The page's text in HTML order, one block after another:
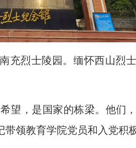
充烈士陵园。缅怀西山烈
望，是国家的栋梁。他们
领教育学院党员和入党积